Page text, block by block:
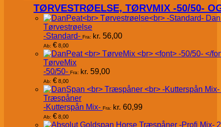
TØRVESTRØELSE, TØRVMIX -50/50-
Tørvestrøelse
-Standard- Fra: kr. 56,00
Ab: € 8,00
TørveMix
-50/50- Fra: kr. 59,00
Ab: € 8,00
Træspåner
-Kutterspån Mix- Fra: kr. 60,99
Ab: € 8,00